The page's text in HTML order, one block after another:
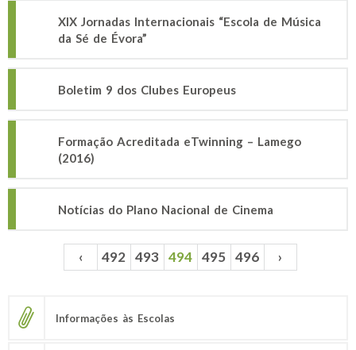
XIX Jornadas Internacionais “Escola de Música
da Sé de Évora”
Boletim 9 dos Clubes Europeus
Formação Acreditada eTwinning – Lamego
(2016)
Notícias do Plano Nacional de Cinema
Páginas ‹ 492 493 494 495 496 ›
Informações às Escolas